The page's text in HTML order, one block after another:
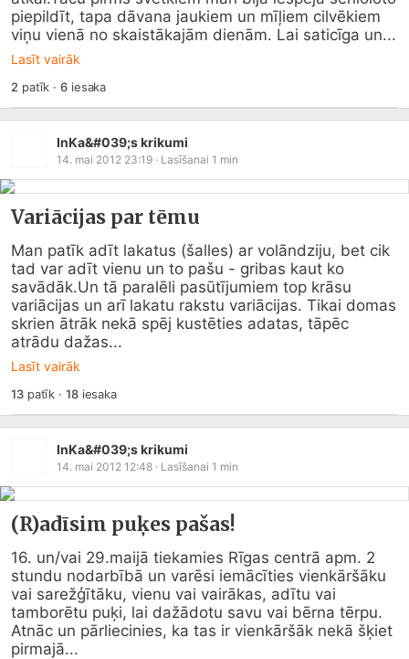
piepildīt, tapa dāvana jaukiem un mīļiem cilvēkiem
viņu vienā no skaistākajām dienām. Lai saticīga un...
Lasīt vairāk
2 patīk ·6iesaka
InKa&#039;s krikumi
14. mai 2012 23:19 · Lasīšanai 1 min
Variācijas par tēmu
Man patīk adīt lakatus (šalles) ar volāndziju, bet cik
tad var adīt vienu un to pašu - gribas kaut ko
savādāk.Un tā paralēli pasūtījumiem top krāsu
variācijas un arī lakatu rakstu variācijas. Tikai domas
skrien ātrāk nekā spēj kustēties adatas, tāpēc
atrādu dažas...
Lasīt vairāk
13patīk · 18iesaka
InKa&#039;s krikumi
14. mai 2012 12:48 · Lasīšanai 1 min
(R)adīsim puķes pašas!
16. un/vai 29.maijā tiekamies Rīgas centrā apm. 2
stundu nodarbībā un varēsi iemācīties vienkāršāku
vai sarežģītāku, vienu vai vairākas, adītu vai
tamborētu puķi, lai dažādotu savu vai bērna tērpu.
Atnāc un pārliecinies, ka tas ir vienkāršāk nekā šķiet
pirmajā...